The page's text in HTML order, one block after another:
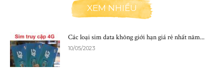
XEM NHIỀU
Các loại sim data không giới hạn giá rẻ nhất năm...
10/05/2023